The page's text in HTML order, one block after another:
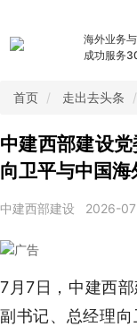
海外业务
成功服务
首页 走出去头条
中建西部建设
向卫平与中国
中建西部建设 2026-
7月7日，中建西
副书记、总经理